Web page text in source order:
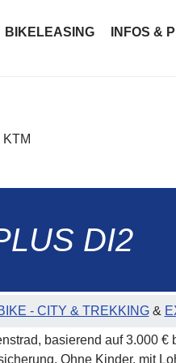
BIKELEASING INFOS &
DI2
- CITY & TREKKING &
basierend auf 3.000
Ohne Kinder, mit